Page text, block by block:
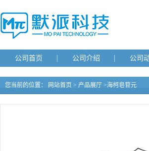
公司首页 公司介绍 公司
您当前的位置： 网站首页 > 产品展厅 >海柯皂苷元